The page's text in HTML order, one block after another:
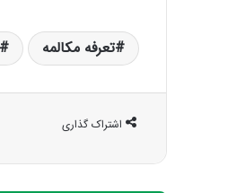
تعرفه مکالمه
اشتراک گذاری